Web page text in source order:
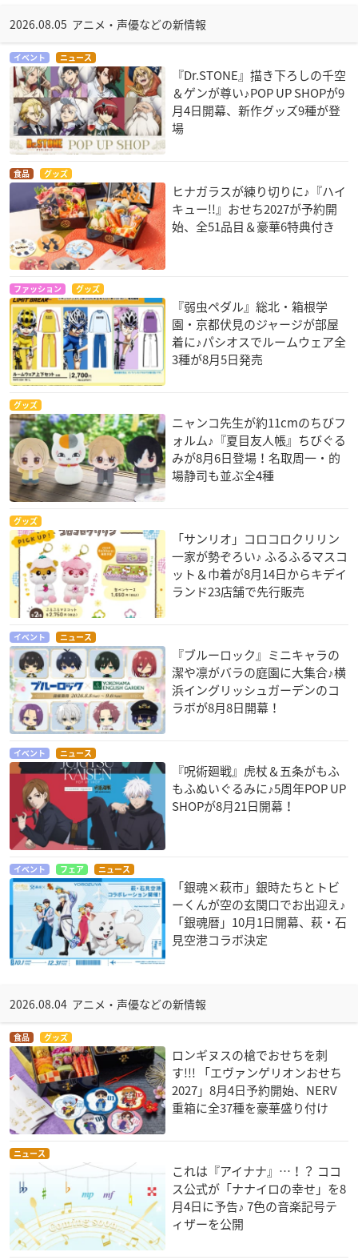
2026.08.05 アニメ・声優などの新情報
イベント ニュース
『Dr.STONE』描き下ろしの千空
＆ゲンが尊い♪POP UP SHOPが9
月4日開幕、新作グッズ9種が登
場
食品 グッズ
ヒナガラスが練り切りに♪『ハイ
キュー!!』おせち2027が予約開
始、全51品目＆豪華6特典付き
ファッション グッズ
『弱虫ペダル』総北・箱根学
園・京都伏見のジャージが部屋
着に♪パシオスでルームウェア全
3種が8月5日発売
グッズ
ニャンコ先生が約11cmのちびフ
ォルム♪『夏目友人帳』ちびぐる
みが8月6日登場！名取周一・的
場静司も並ぶ全4種
グッズ
「サンリオ」コロコロクリリン
一家が勢ぞろい♪ ふるふるマスコ
ット＆巾着が8月14日からキデイ
ランド23店舗で先行販売
イベント ニュース
『ブルーロック』ミニキャラの
潔や凛がバラの庭園に大集合♪横
浜イングリッシュガーデンのコ
ラボが8月8日開幕！
イベント ニュース
『呪術廻戦』虎杖＆五条がもふ
もふぬいぐるみに♪5周年POP UP
SHOPが8月21日開幕！
イベント フェア ニュース
「銀魂×萩市」銀時たちとトビ
ーくんが空の玄関口でお出迎え♪
「銀魂暦」10月1日開幕、萩・石
見空港コラボ決定
2026.08.04 アニメ・声優などの新情報
食品 グッズ
ロンギヌスの槍でおせちを刺
す!!! 「エヴァンゲリオンおせち
2027」8月4日予約開始、NERV
重箱に全37種を豪華盛り付け
ニュース
これは『アイナナ』…！？ ココ
ス公式が「ナナイロの幸せ」を8
月4日に予告♪ 7色の音楽記号テ
ィザーを公開